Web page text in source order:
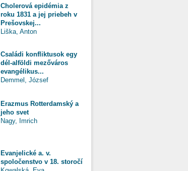
Cholerová epidémia z
roku 1831 a jej priebeh v
Prešovskej...
Liška, Anton
Családi konfliktusok egy
dél-alföldi mezőváros
evangélikus...
Demmel, József
Erazmus Rotterdamský a
jeho svet
Nagy, Imrich
Evanjelické a. v.
spoločenstvo v 18. storočí